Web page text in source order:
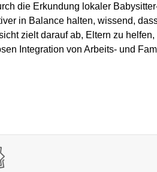
die Erkundung lokaler
in Balance halten, wissend,
zielt darauf ab, Eltern zu
Integration von Arbeits- und